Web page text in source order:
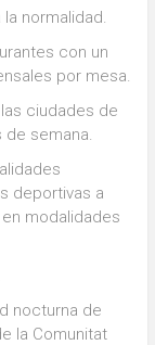
normalidad.
con un
por mesa.
ciudades de
de semana.
deportivas a
modalidades
nocturna de
la Comunitat